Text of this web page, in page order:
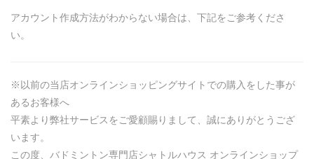
アカウント作成方法がわからない場合は、下記をご参考くださ
い。
※以前の当店オンラインショッピングサイトでの購入をした事が
あるお客様へ
平素より弊社サービスをご愛顧賜りまして、誠にありがとうござ
います。
この度、バドミントン専門店シャトルハウス オンラインショップ